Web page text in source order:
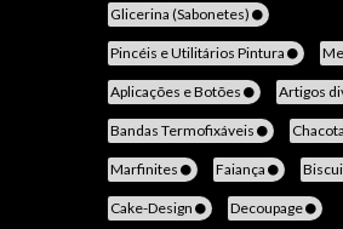
Glicerina (Sabonetes)
Pincéis e Utilitários Pintura
Aplicações e Botões Artigos
Bandas Termofixáveis
Marfinites Faiança
Cake-Design Decoupage